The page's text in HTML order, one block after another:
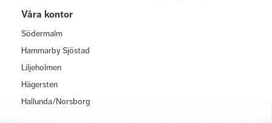
Våra kontor
Södermalm
Hammarby Sjöstad
Liljeholmen
Hägersten
Hallunda/Norsborg